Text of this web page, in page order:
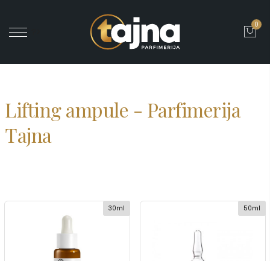
0
Lifting ampule - Parfimerija
Tajna
30ml 50ml